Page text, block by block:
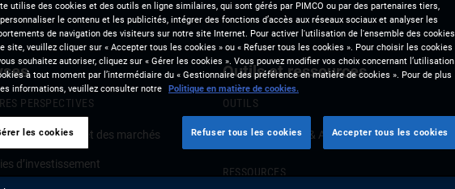
PERSPECTIVES
la conjoncture et des marchés
d’investissement
Outils et ressources
OUTILS
Clients Solutions & Analytics
RESSOURCES
utilise des cookies et des outils en ligne similaires, qui sont gérés par PIMCO ou par des partenaires tiers,
le contenu et les publicités, intégrer des fonctions d’accès aux réseaux sociaux et analyser les
de navigation des visiteurs sur notre site Internet. Pour activer l'utilisation de l'ensemble des cookies
site, veuillez cliquer sur « Accepter tous les cookies » ou « Refuser tous les cookies ». Pour choisir les cookies
souhaitez autoriser, cliquez sur « Gérer les cookies ». Vous pouvez modifier vos choix concernant l’utilisation
à tout moment par l’intermédiaire du « Gestionnaire des préférence en matière de cookies ». Pour de plus
informations, veuillez consulter notre Politique en matière de cookies.
les cookies Refuser tous les cookies Accepter tous les cookies